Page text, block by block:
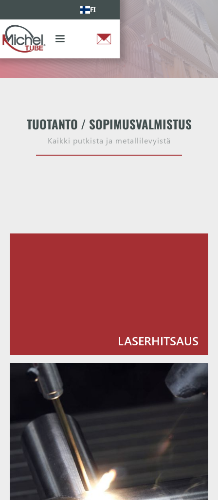
FI
TUOTANTO / SOPIMUSVALMISTUS
Kaikki putkista ja metallilevyistä
LASERHITSAUS